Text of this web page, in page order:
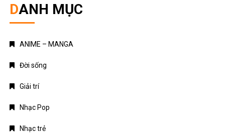
DANH MỤC
ANIME – MANGA
Đời sống
Giải trí
Nhạc Pop
Nhạc trẻ